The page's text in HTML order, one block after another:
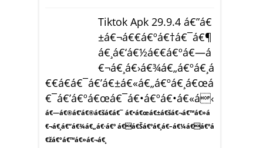
Tiktok Apk 29.9.4 á€”á€
±á€¬á€€á€ºá€†á€¯á€¶
á€¸á€‘á€½á€€á€ºá€—á
€¬á€¸á€›á€¾á€„á€ºá€¸á
€€á€­á€¯á€’á€±á€«á€„á€ºá€¸á€œá
€¯á€’á€ºá€œá€¯á€•á€ºá€•á€«á‹
á€—á€®á€’á€®á€šá€­á€¯ á€•á€œá€±á€šá€¬á€™á€»á
€¬á€¸á€”á€¾á€„á€·á€º á€á€Šá€ºá€¸á€–á€¼á€á€ºá
€žá€°á€™á€»á€¬á€¸